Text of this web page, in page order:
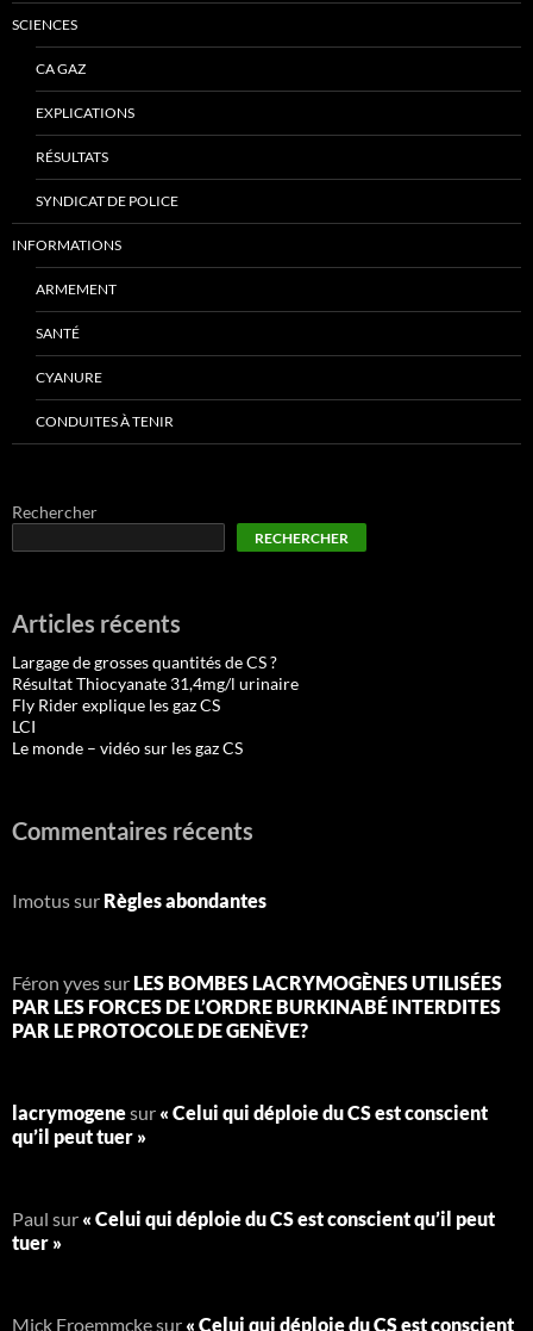
SCIENCES
CA GAZ
EXPLICATIONS
RÉSULTATS
SYNDICAT DE POLICE
INFORMATIONS
ARMEMENT
SANTÉ
CYANURE
CONDUITES À TENIR
Rechercher
RECHERCHER
Articles récents
Largage de grosses quantités de CS ?
Résultat Thiocyanate 31,4mg/l urinaire
Fly Rider explique les gaz CS
LCI
Le monde – vidéo sur les gaz CS
Commentaires récents
Imotussur Règles abondantes
Féron yvessur LES BOMBES LACRYMOGÈNES UTILISÉES
PAR LES FORCES DE L’ORDRE BURKINABÉ INTERDITES
PAR LE PROTOCOLE DE GENÈVE?
lacrymogenesur « Celui qui déploie du CS est conscient
qu’il peut tuer »
Paul sur « Celui qui déploie du CS est conscient qu’il peut
tuer »
Mick Froemmckesur « Celui qui déploie du CS est conscient